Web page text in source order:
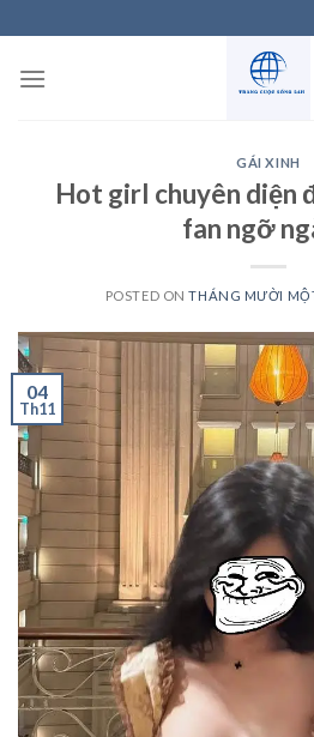
to
content
GÁI XINH
Hot girl chuyên diện
fan ngỡ
POSTED ONTHÁNG MƯỜI
04
Th11